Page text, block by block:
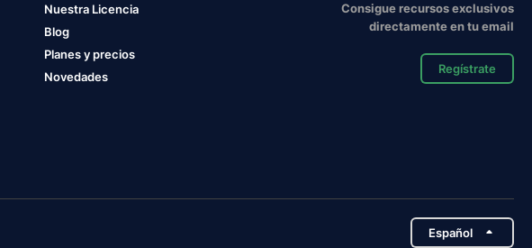
Nuestra Licencia
Blog
Planes y precios
Novedades
Consigue recursos exclusivos
directamente en tu email
Regístrate
Español